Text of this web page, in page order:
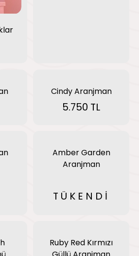
Cindy Aranjman
5.750 TL
Amber Garden
Aranjman
TÜKENDİ
Ruby Red Kırmızı